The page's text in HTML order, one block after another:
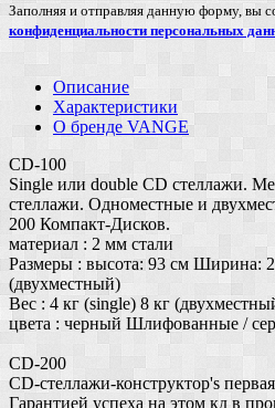
Заполняя и отправляя данную форму, вы
конфиденциальности персональных
Описание
Характеристики
О бренде VANGE
CD-100
Single или double CD стеллажи.
стеллажи. Одноместные и
200 Компакт-Дисков.
материал : 2 мм стали
Размеры : высота: 93 см Ширина:
(двухместный)
Вес : 4 кг (single) 8 кг
цвета : черный Шлифованные /
CD-200
CD-стеллажи-конструктор's
Гарантией успеха на этом кд в